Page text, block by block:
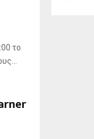
το